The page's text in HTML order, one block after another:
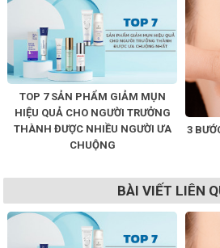
TOP 7 SẢN PHẨM GIẢM MỤN
HIỆU QUẢ CHO NGƯỜI TRƯỞNG
THÀNH ĐƯỢC NHIỀU NGƯỜI ƯA
CHUỘNG
3
BÀI VIẾT LIÊN